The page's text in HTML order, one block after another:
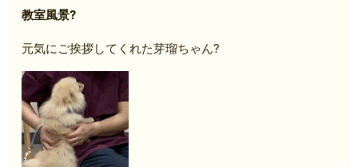
教室風景?
元気にご挨拶してくれた芽瑠ちゃん?